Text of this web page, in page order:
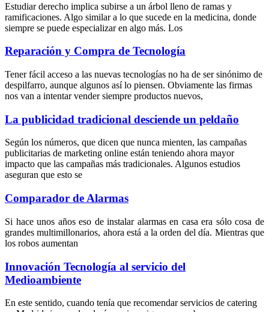
Estudiar derecho implica subirse a un árbol lleno de ramas y
ramificaciones. Algo similar a lo que sucede en la medicina, donde
siempre se puede especializar en algo más. Los
Reparación y Compra de Tecnología
Tener fácil acceso a las nuevas tecnologías no ha de ser sinónimo de
despilfarro, aunque algunos así lo piensen. Obviamente las firmas
nos van a intentar vender siempre productos nuevos,
La publicidad tradicional desciende un peldaño
Según los números, que dicen que nunca mienten, las campañas
publicitarias de marketing online están teniendo ahora mayor
impacto que las campañas más tradicionales. Algunos estudios
aseguran que esto se
Comparador de Alarmas
Si hace unos años eso de instalar alarmas en casa era sólo cosa de
grandes multimillonarios, ahora está a la orden del día. Mientras que
los robos aumentan
Innovación Tecnología al servicio del
Medioambiente
En este sentido, cuando tenía que recomendar servicios de catering